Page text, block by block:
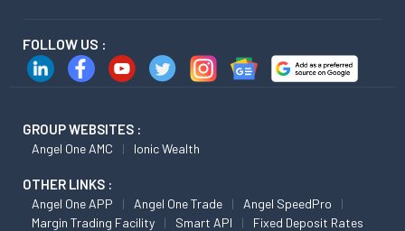
FOLLOW US :
GROUP WEBSITES :
Angel One AMC Ionic Wealth
OTHER LINKS :
Angel One APP Angel One Trade
Angel SpeedPro
Margin Trading Facility
Smart API Fixed Deposit Rates